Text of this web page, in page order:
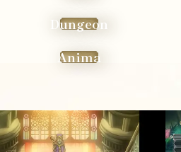
Dungeon
Anima